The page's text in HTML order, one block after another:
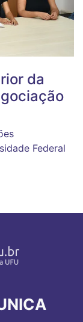
da
Federal